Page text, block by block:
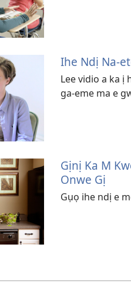
Ihe Ndị Na-
Lee vidio a ka
ga-eme ma e
Gịnị Ka M
Onwe Gị
Gụọ ihe ndị e